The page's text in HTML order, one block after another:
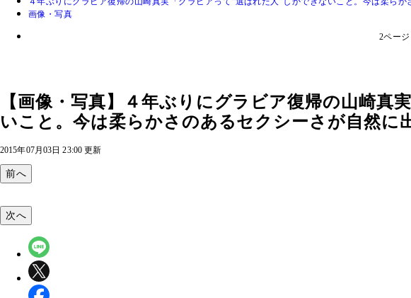
画像・写真
2ページ
【画像・写真】４年ぶりにグラビア復帰の山崎真
いこと。今は柔らかさのあるセクシーさが自然に
2015年07月03日 23:00 更新
前へ
次へ